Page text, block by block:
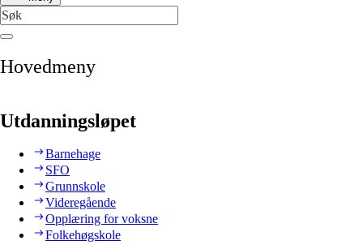
Hovedmeny
Utdanningsløpet
Barnehage
SFO
Grunnskole
Videregående
Opplæring for voksne
Folkehøgskole